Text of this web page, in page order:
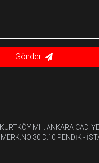
Gönder
KURTKÖY MH. ANKARA CAD.
MERK.NO:30 D:10 PENDİK -